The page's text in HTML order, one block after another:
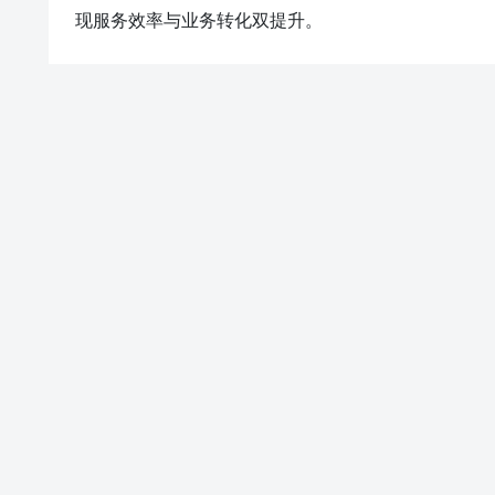
领导力与团队管理》项目 →平安银行普惠&amp;amp;amp;消
现服务效率与业务转化双提升。